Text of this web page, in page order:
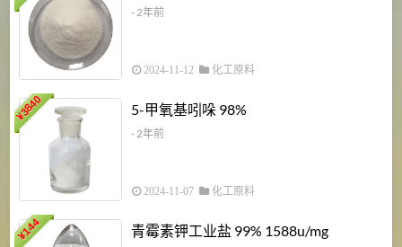
- 2年前
2024-11-12 化工原料
¥
3840 5-甲氧基吲哚 98%
- 2年前
2024-11-07 化工原料
¥
144 青霉素钾工业盐 99% 1588u/mg